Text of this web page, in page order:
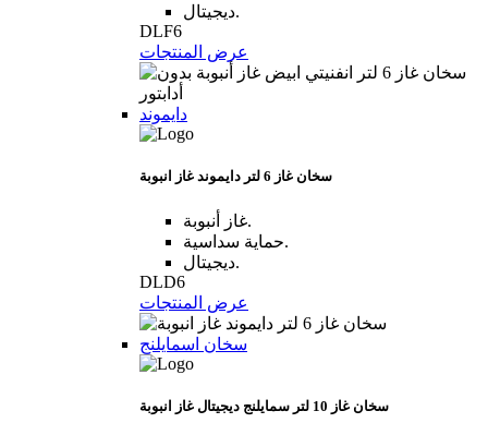
ديجيتال.
DLF6
عرض المنتجات
دايموند
سخان غاز 6 لتر دايموند غاز انبوبة
غاز أنبوبة.
حماية سداسية.
ديجيتال.
DLD6
عرض المنتجات
سخان اسمايلنج
سخان غاز 10 لتر سمايلنج ديجيتال غاز انبوبة